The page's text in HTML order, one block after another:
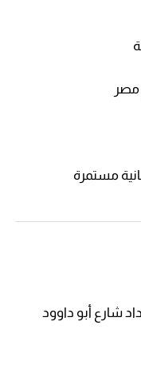
مصر
مستمرة
ميديكال سنتر 3 – امتداد شارع أبو داوود